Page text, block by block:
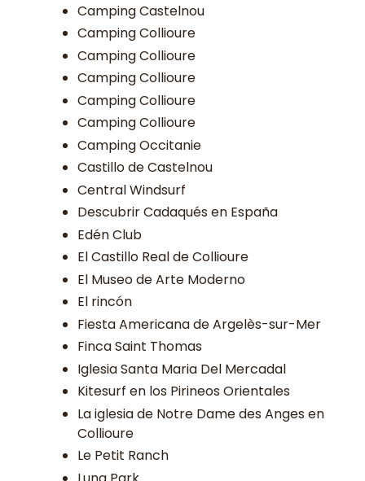
Camping Castelnou
Camping Collioure
Camping Collioure
Camping Collioure
Camping Collioure
Camping Collioure
Camping Occitanie
Castillo de Castelnou
Central Windsurf
Descubrir Cadaqués en España
Edén Club
El Castillo Real de Collioure
El Museo de Arte Moderno
El rincón
Fiesta Americana de Argelès-sur-Mer
Finca Saint Thomas
Iglesia Santa Maria Del Mercadal
Kitesurf en los Pirineos Orientales
La iglesia de Notre Dame des Anges en
Collioure
Le Petit Ranch